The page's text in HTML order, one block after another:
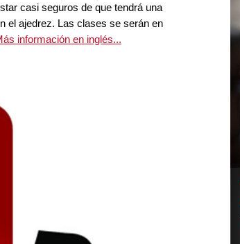
casi seguros de que tendrá una
el ajedrez. Las clases se serán en
información en inglés...